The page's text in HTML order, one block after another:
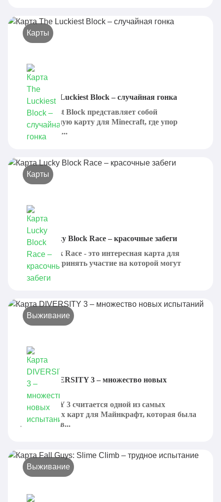
Карты
Карта The Luckiest Block – случайная гонка
The Luckiest Block представляет собой
великолепную карту для Minecraft, где упор
делается на...
Карты
Карта Lucky Block Race – красочные забеги
Lucky Block Race - это интересная карта для
Minecraft, принять участие на которой могут
сразу...
Выживание
Карта DIVERSITY 3 – множество новых
DIVERSITY 3 считается одной из самых
популярных карт для Майнкрафт, которая была
выпущена в...
Выживание